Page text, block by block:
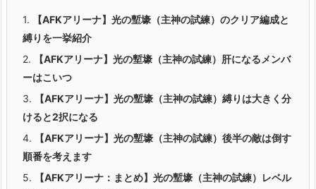
1.
【AFKアリーナ】光の塹壕（主神の試練）のクリア編成と
縛りを一挙紹介
2.
【AFKアリーナ】光の塹壕（主神の試練）肝になるメンバ
ーはこいつ
3.
【AFKアリーナ】光の塹壕（主神の試練）縛りは大きく分
けると2択になる
4.
【AFKアリーナ】光の塹壕（主神の試練）後半の敵は倒す
順番を考えます
5.
【AFKアリーナ：まとめ】光の塹壕（主神の試練）レベル